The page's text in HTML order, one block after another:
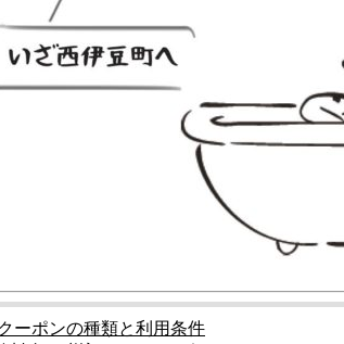
あります。